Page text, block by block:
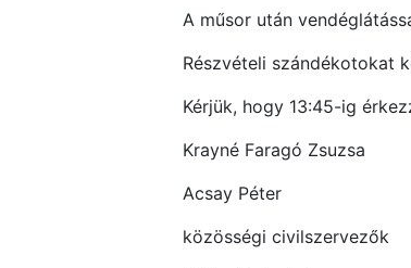
A műsor után
Részvételi szándékotokat
Kérjük, hogy 13:45-ig
Krayné Faragó Zsuzsa
Acsay Péter
közösségi civilszervezők